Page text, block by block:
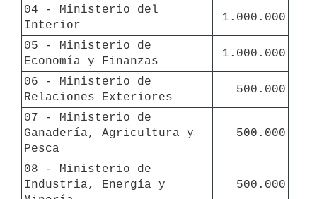
04 - Ministerio del
Interior
1.000.000
05 - Ministerio de
Economía y Finanzas
1.000.000
06 - Ministerio de
Relaciones Exteriores
  500.000
07 - Ministerio de
Ganadería, Agricultura y
Pesca
  500.000
08 - Ministerio de
Industria, Energía y
  500.000